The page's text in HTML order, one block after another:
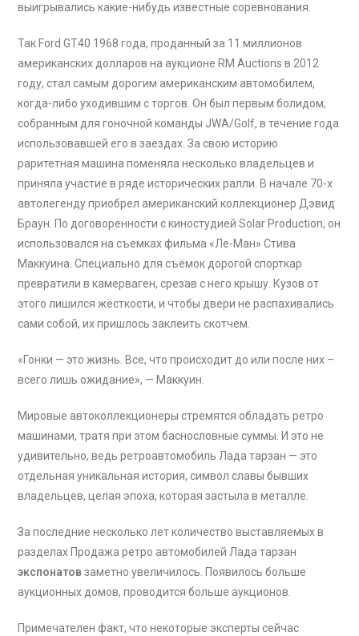
выигрывались какие-нибудь известные соревнования.
Так Ford GT40 1968 года, проданный за 11 миллионов
американских долларов на аукционе RM Auctions в 2012
году, стал самым дорогим американским автомобилем,
когда-либо уходившим с торгов. Он был первым болидом,
собранным для гоночной команды JWA/Golf, в течение года
использовавшей его в заездах. За свою историю
раритетная машина поменяла несколько владельцев и
приняла участие в ряде исторических ралли. В начале 70-х
автолегенду приобрел американский коллекционер Дэвид
Браун. По договоренности с киностудией Solar Production, он
использовался на съемках фильма «Ле-Ман» Стива
Маккуина. Специально для съёмок дорогой спорткар
превратили в камерваген, срезав с него крышу. Кузов от
этого лишился жёсткости, и чтобы двери не распахивались
сами собой, их пришлось заклеить скотчем.
«Гонки — это жизнь. Все, что происходит до или после них –
всего лишь ожидание», — Маккуин.
Мировые автоколлекционеры стремятся обладать ретро
машинами, тратя при этом баснословные суммы. И это не
удивительно, ведь ретроавтомобиль Лада тарзан — это
отдельная уникальная история, символ славы бывших
владельцев, целая эпоха, которая застыла в металле.
За последние несколько лет количество выставляемых в
разделах Продажа ретро автомобилей Лада тарзан
экспонатовзаметно увеличилось. Появилось больше
аукционных домов, проводится больше аукционов.
Примечателен факт, что некоторые эксперты сейчас